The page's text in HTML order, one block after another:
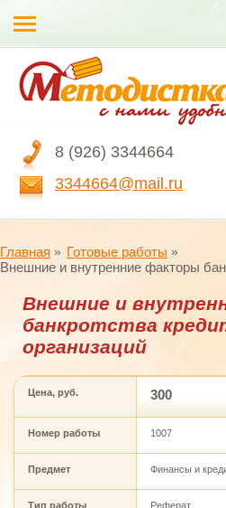
8 (926) 3344664
3344664@mail.ru
Главная
Готовые работы
Внешние и внутренние факторы
Внешние и
банкротства
организаций
Цена, руб. 300
Номер работы 1007
Предмет Финансы и
Тип работы Реферат